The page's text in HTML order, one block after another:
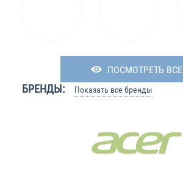
ПОСМОТРЕТЬ ВСЕ
БРЕНДЫ: Показать все бренды